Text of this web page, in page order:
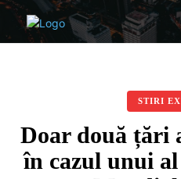
STIRI
Doar două țări
în cazul unui